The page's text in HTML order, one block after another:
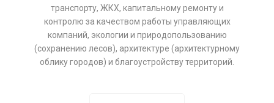
транспорту, ЖКХ, капитальному ремонту и
контролю за качеством работы управляющих
компаний, экологии и природопользованию
(сохранению лесов), архитектуре (архитектурному
облику городов) и благоустройству территорий.